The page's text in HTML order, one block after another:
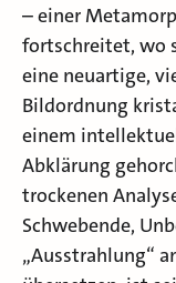
– einer
fortschreitet, wo
eine neuartige,
Bildordnung
einem
Abklärung
trockenen
Schwebende,
„Ausstrahlung“